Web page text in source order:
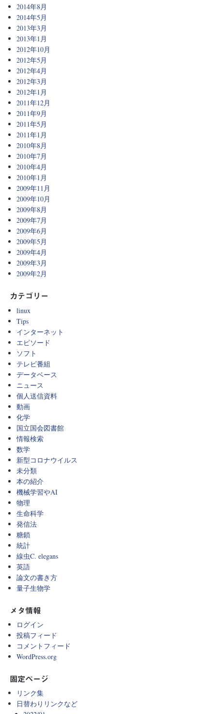
2014年8月
2014年5月
2013年3月
2013年1月
2012年10月
2012年5月
2012年4月
2012年3月
2012年1月
2011年12月
2011年9月
2011年5月
2011年1月
2010年8月
2010年7月
2010年4月
2010年1月
2009年11月
2009年10月
2009年8月
2009年7月
2009年6月
2009年5月
2009年4月
2009年3月
2009年2月
カテゴリー
linux
Tips
インターネット
エピソード
ソフト
テレビ番組
データベース
ニュース
個人送信資料
動画
化学
国立国会図書館
情報検索
数学
新型コロナウイルス
未分類
本の紹介
機械学習やAI
物理
生命科学
発信法
糖鎖
統計
線虫C. elegans
英語
論文の書き方
量子生物学
メタ情報
ログイン
投稿フィード
コメントフィード
WordPress.org
固定ページ
リンク集
日替わりリンクなど